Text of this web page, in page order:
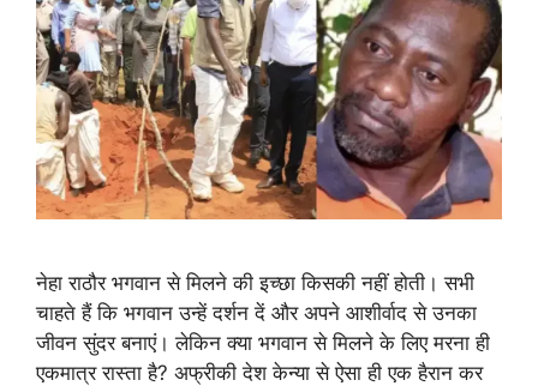
नेहा राठौर भगवान से मिलने की इच्छा किसकी नहीं होती। सभी
चाहते हैं कि भगवान उन्हें दर्शन दें और अपने आशीर्वाद से उनका
जीवन सुंदर बनाएं। लेकिन क्या भगवान से मिलने के लिए मरना ही
एकमात्र रास्ता है? अफ्रीकी देश केन्या से ऐसा ही एक हैरान कर